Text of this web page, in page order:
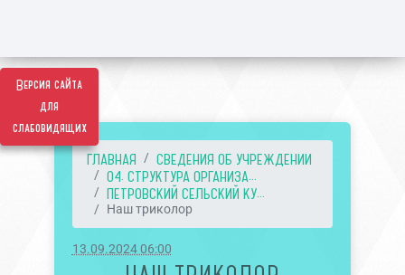
Версия сайта
для
слабовидящих
ГЛАВНАЯ
СВЕДЕНИЯ ОБ УЧРЕЖДЕНИИ
04. СТРУКТУРА ОРГАНИЗА...
ПЕТРОВСКИЙ СЕЛЬСКИЙ КУ...
Наш триколор
13.09.2024 06:00